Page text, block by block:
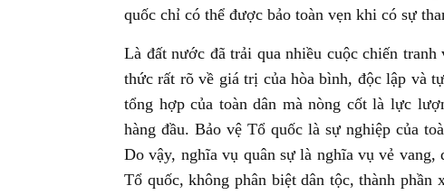
quốc chỉ có thể được bảo toàn vẹn khi có sự
Là đất nước đã trải qua nhiều cuộc chiến
thức rất rõ về giá trị của hòa bình, độc lập và
tổng hợp của toàn dân mà nòng cốt là lực
hàng đầu. Bảo vệ Tổ quốc là sự nghiệp của
Do vậy, nghĩa vụ quân sự là nghĩa vụ vẻ
Tổ quốc, không phân biệt dân tộc, thành